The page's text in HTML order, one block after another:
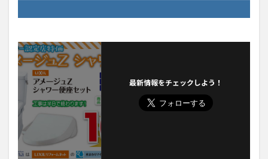
最新情報をチェックしよう！